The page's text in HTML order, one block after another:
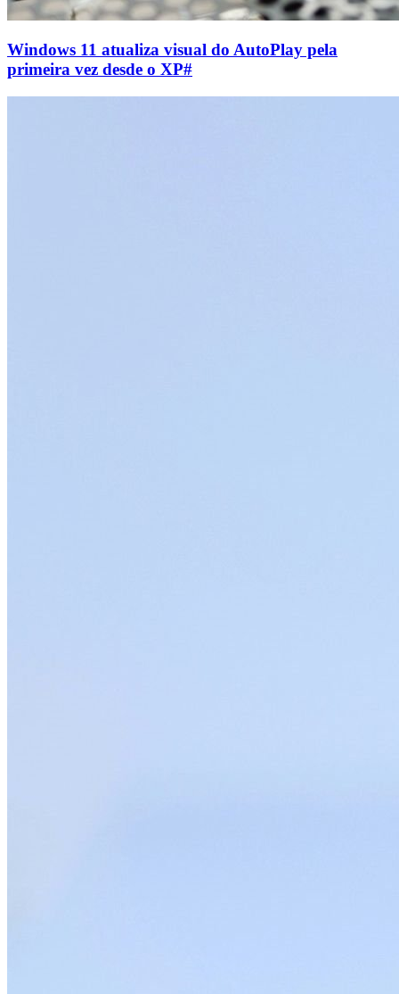
Windows 11 atualiza visual do AutoPlay pela
primeira vez desde o XP#